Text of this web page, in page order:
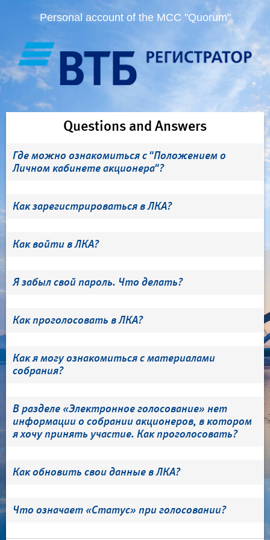
Personal account of the MCC "Quorum"
Questions and Answers
Где можно ознакомиться с "Положением о
Личном кабинете акционера"?
Как зарегистрироваться в ЛКА?
Как войти в ЛКА?
Я забыл свой пароль. Что делать?
Как проголосовать в ЛКА?
Как я могу ознакомиться с материалами
собрания?
В разделе «Электронное голосование» нет
информации о собрании акционеров, в котором
я хочу принять участие. Как проголосовать?
Как обновить свои данные в ЛКА?
Что означает «Статус» при голосовании?